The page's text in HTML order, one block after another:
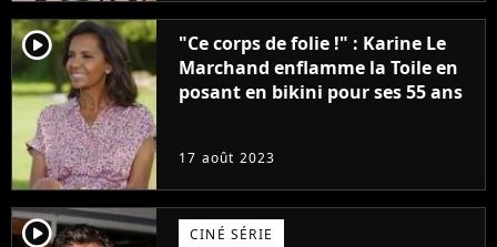
player2
"Ce corps de folie !" : Karine Le
Marchand enflamme la Toile en
posant en bikini pour ses 55 ans
17 août 2023
player2 CINÉ SÉRIE